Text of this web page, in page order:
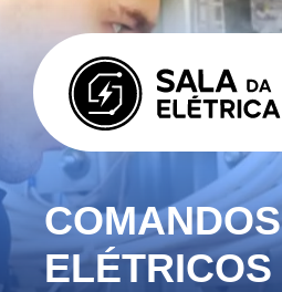
COMANDOS
ELÉTRICOS